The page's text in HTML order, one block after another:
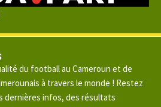
du football au Cameroun et de
à travers le monde ! Restez
dernières infos, des résultats